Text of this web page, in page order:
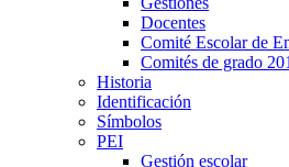
Docentes
Comité Escolar de
Comités de grado
Historia
Identificación
Símbolos
PEI
Gestión escolar